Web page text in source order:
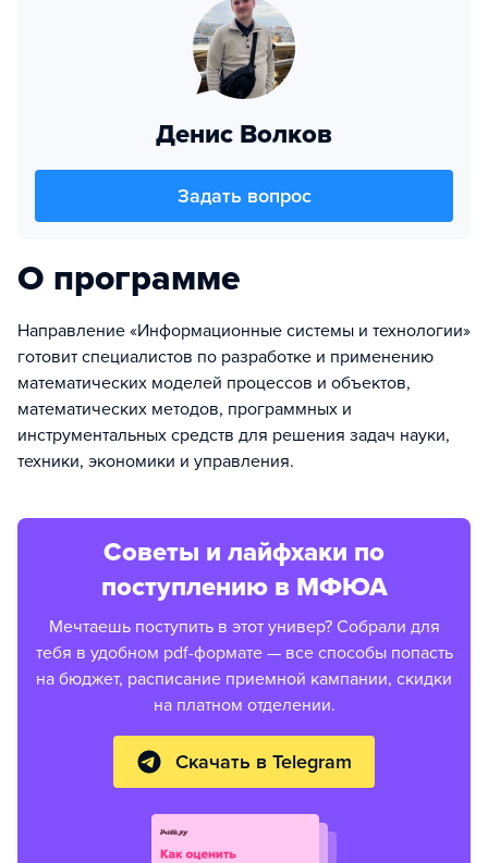
Денис Волков
Задать вопрос
О программе
Направление «Информационные системы и технологии»
готовит специалистов по разработке и применению
математических моделей процессов и объектов,
математических методов, программных и
инструментальных средств для решения задач науки,
техники, экономики и управления.
Советы и лайфхаки по
поступлению в МФЮА
Мечтаешь поступить в этот универ? Собрали для
тебя в удобном pdf-формате — все способы попасть
на бюджет, расписание приемной кампании, скидки
на платном отделении.
Скачать в Telegram